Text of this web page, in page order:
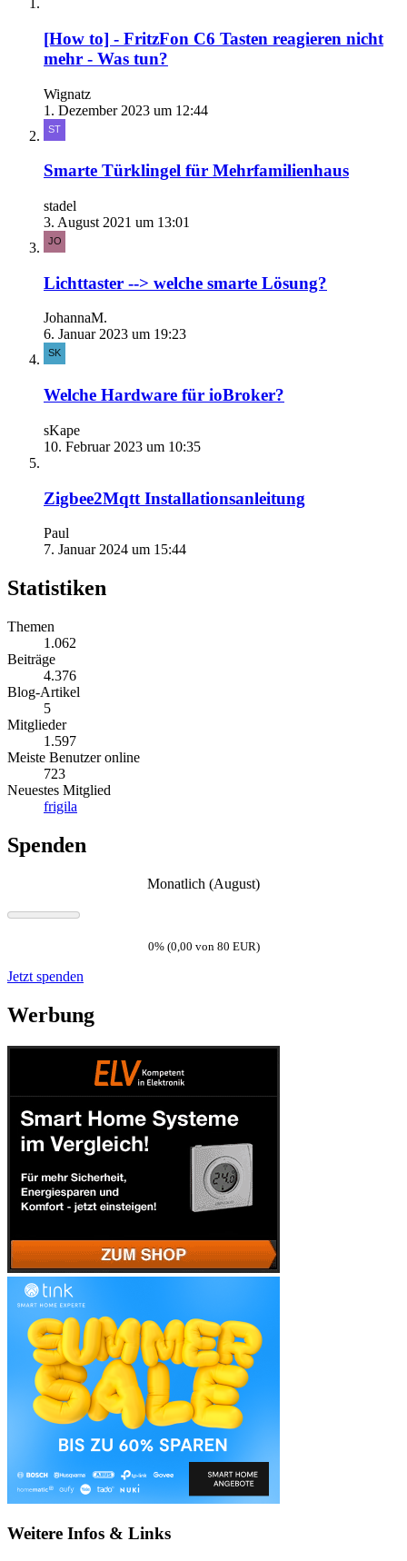
[How to] - FritzFon C6 Tasten reagieren nicht
mehr - Was tun?
Wignatz
1. Dezember 2023 um 12:44
Smarte Türklingel für Mehrfamilienhaus
stadel
3. August 2021 um 13:01
Lichttaster --> welche smarte Lösung?
JohannaM.
6. Januar 2023 um 19:23
Welche Hardware für ioBroker?
sKape
10. Februar 2023 um 10:35
Zigbee2Mqtt Installationsanleitung
Paul
7. Januar 2024 um 15:44
Statistiken
Themen
1.062
Beiträge
4.376
Blog-Artikel
5
Mitglieder
1.597
Meiste Benutzer online
723
Neuestes Mitglied
frigila
Spenden
Monatlich (August)
0% (0,00 von 80 EUR)
Jetzt spenden
Werbung
Weitere Infos & Links